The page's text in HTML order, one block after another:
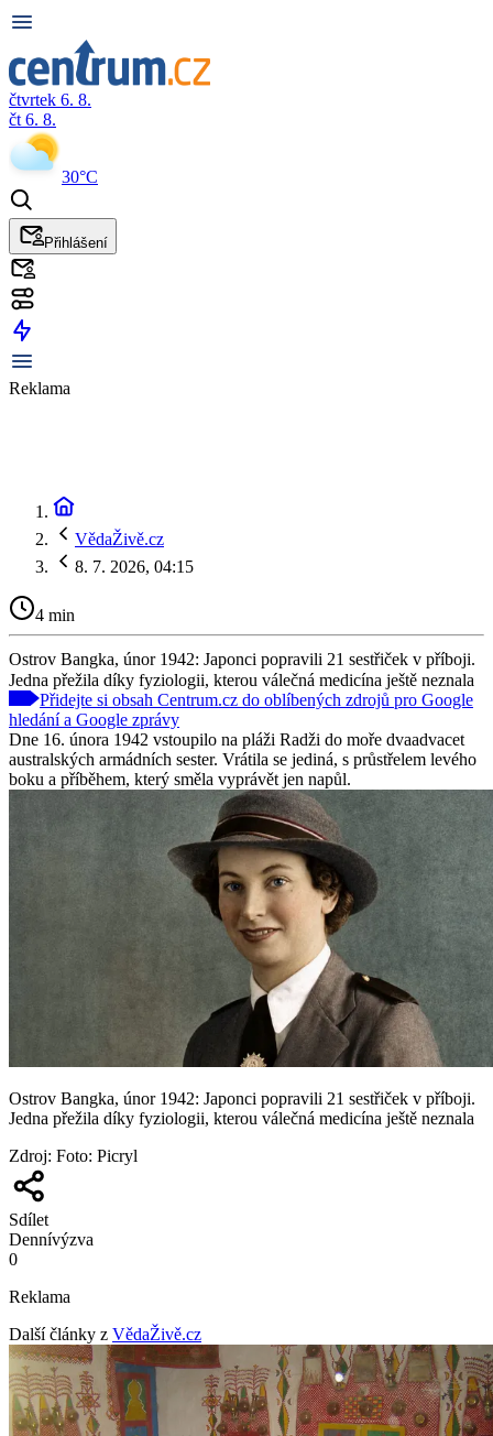
čtvrtek 6. 8.
čt 6. 8.
30°C
Přihlášení
Reklama
VědaŽivě.cz
8. 7. 2026, 04:15
4 min
Ostrov Bangka, únor 1942: Japonci popravili 21 sestřiček v příboji.
Jedna přežila díky fyziologii, kterou válečná medicína ještě neznala
Přidejte si obsah Centrum.cz do oblíbených zdrojů pro Google
hledání a Google zprávy
Dne 16. února 1942 vstoupilo na pláži Radži do moře dvaadvacet
australských armádních sester. Vrátila se jediná, s průstřelem levého
boku a příběhem, který směla vyprávět jen napůl.
Ostrov Bangka, únor 1942: Japonci popravili 21 sestřiček v příboji.
Jedna přežila díky fyziologii, kterou válečná medicína ještě neznala
Zdroj: Foto: Picryl
Sdílet
Dennívýzva
0
Reklama
Další články z VědaŽivě.cz